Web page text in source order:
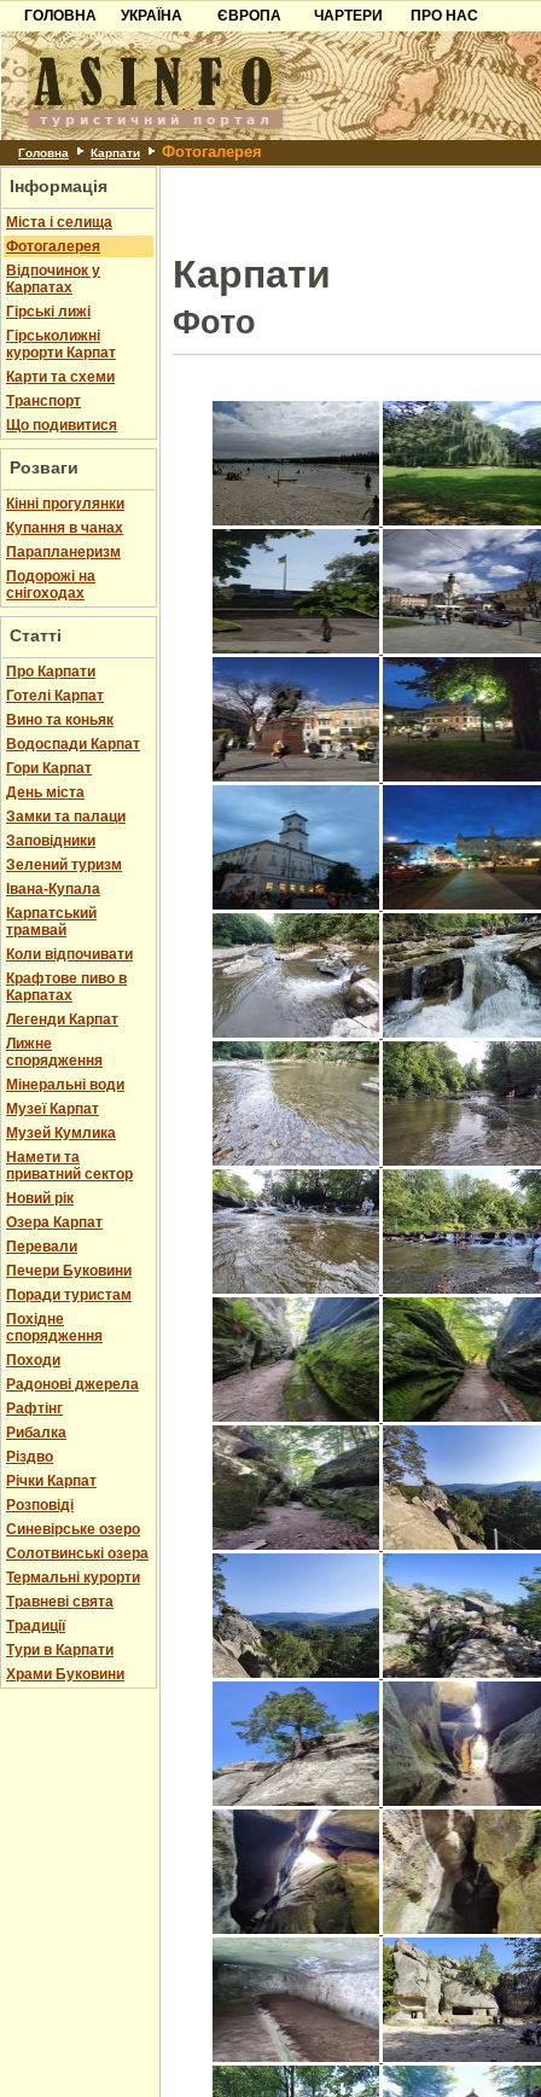
ГОЛОВНА
УКРАЇНА
Карпати
Азов
Причорноморря
Шацьк
ЄВРОПА
Чорногорія
Хорватія
Болгарія
Албанія
ЧАРТЕРИ
ПРО НАС
Контакти
Партнерам
Додати готель
Головна Карпати Фотогалерея
Інформація
Міста і селища
Фотогалерея
Відпочинок у
Карпатах
Гірські лижі
Гірськолижні
курорти Карпат
Карти та схеми
Транспорт
Що подивитися
Розваги
Кінні прогулянки
Купання в чанах
Парапланеризм
Подорожі на
снігоходах
Статті
Про Карпати
Готелі Карпат
Вино та коньяк
Водоспади Карпат
Гори Карпат
День міста
Замки та палаци
Заповідники
Зелений туризм
Івана-Купала
Карпатський
трамвай
Коли відпочивати
Крафтове пиво в
Карпатах
Легенди Карпат
Лижне
спорядження
Мінеральні води
Музеї Карпат
Музей Кумлика
Намети та
приватний сектор
Новий рік
Озера Карпат
Перевали
Печери Буковини
Поради туристам
Похідне
спорядження
Походи
Радонові джерела
Рафтінг
Рибалка
Різдво
Річки Карпат
Розповіді
Синевірське озеро
Солотвинські озера
Термальні курорти
Травневі свята
Традиції
Тури в Карпати
Храми Буковини
Карпати
Фото